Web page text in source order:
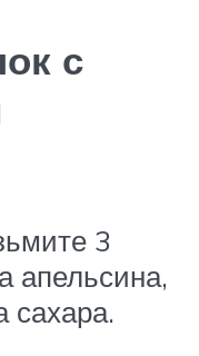
с
3
апельсина,
сахара.